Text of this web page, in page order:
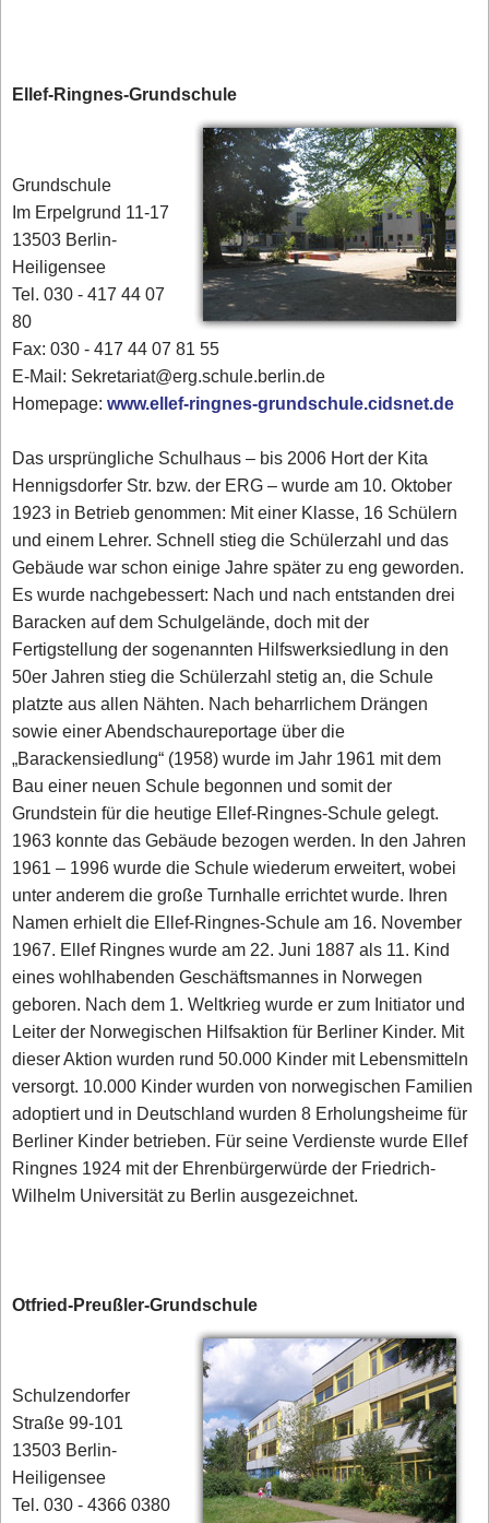
Ellef-Ringnes-Grundschule
Grundschule
Im Erpelgrund 11-17
13503 Berlin-
Heiligensee
Tel. 030 - 417 44 07
80‎
Fax: 030 - 417 44 07 81 55
E-Mail: Sekretariat@erg.schule.berlin.de
Homepage:www.ellef-ringnes-grundschule.cidsnet.de
Das ursprüngliche Schulhaus – bis 2006 Hort der Kita
Hennigsdorfer Str. bzw. der ERG – wurde am 10. Oktober
1923 in Betrieb genommen: Mit einer Klasse, 16 Schülern
und einem Lehrer. Schnell stieg die Schülerzahl und das
Gebäude war schon einige Jahre später zu eng geworden.
Es wurde nachgebessert: Nach und nach entstanden drei
Baracken auf dem Schulgelände, doch mit der
Fertigstellung der sogenannten Hilfswerksiedlung in den
50er Jahren stieg die Schülerzahl stetig an, die Schule
platzte aus allen Nähten. Nach beharrlichem Drängen
sowie einer Abendschaureportage über die
„Barackensiedlung“ (1958) wurde im Jahr 1961 mit dem
Bau einer neuen Schule begonnen und somit der
Grundstein für die heutige Ellef-Ringnes-Schule gelegt.
1963 konnte das Gebäude bezogen werden. In den Jahren
1961 – 1996 wurde die Schule wiederum erweitert, wobei
unter anderem die große Turnhalle errichtet wurde. Ihren
Namen erhielt die Ellef-Ringnes-Schule am 16. November
1967. Ellef Ringnes wurde am 22. Juni 1887 als 11. Kind
eines wohlhabenden Geschäftsmannes in Norwegen
geboren. Nach dem 1. Weltkrieg wurde er zum Initiator und
Leiter der Norwegischen Hilfsaktion für Berliner Kinder. Mit
dieser Aktion wurden rund 50.000 Kinder mit Lebensmitteln
versorgt. 10.000 Kinder wurden von norwegischen Familien
adoptiert und in Deutschland wurden 8 Erholungsheime für
Berliner Kinder betrieben. Für seine Verdienste wurde Ellef
Ringnes 1924 mit der Ehrenbürgerwürde der Friedrich-
Wilhelm Universität zu Berlin ausgezeichnet.
Otfried-Preußler-Grundschule
Schulzendorfer
Straße 99-101
13503 Berlin-
Heiligensee
Tel. 030 - 4366 0380